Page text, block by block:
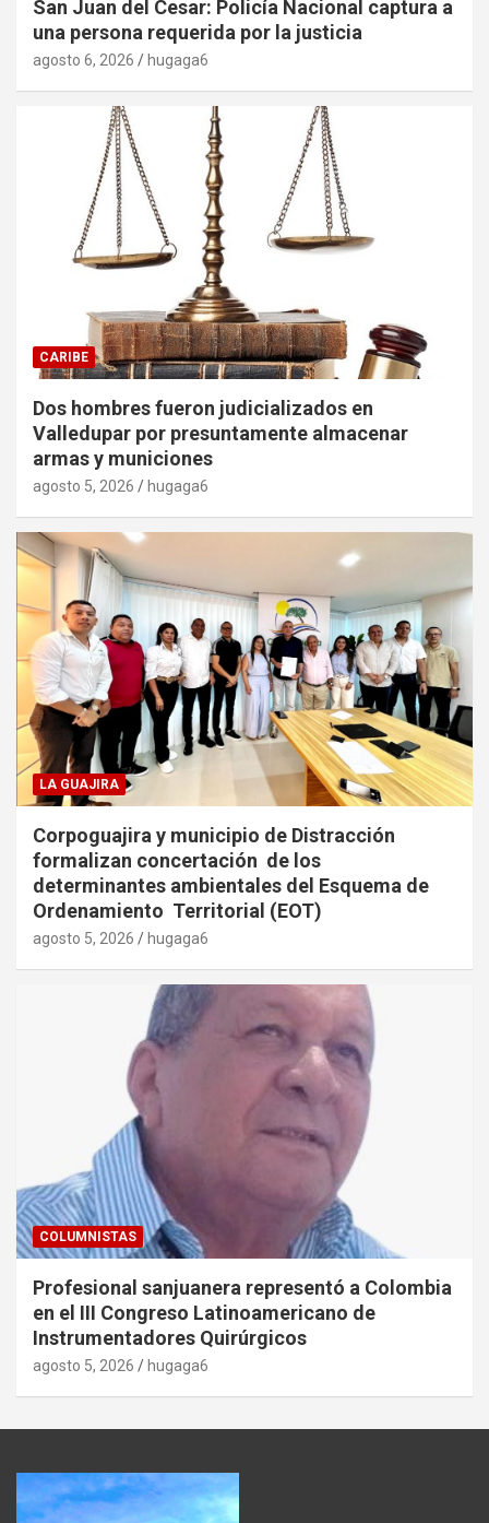
San Juan del Cesar: Policía Nacional captura a
una persona requerida por la justicia
agosto 6, 2026 hugaga6
CARIBE
Dos hombres fueron judicializados en
Valledupar por presuntamente almacenar
armas y municiones
agosto 5, 2026 hugaga6
LA GUAJIRA
Corpoguajira y municipio de Distracción
formalizan concertación de los
determinantes ambientales del Esquema de
Ordenamiento Territorial (EOT)
agosto 5, 2026 hugaga6
COLUMNISTAS
Profesional sanjuanera representó a Colombia
en el III Congreso Latinoamericano de
Instrumentadores Quirúrgicos
agosto 5, 2026 hugaga6